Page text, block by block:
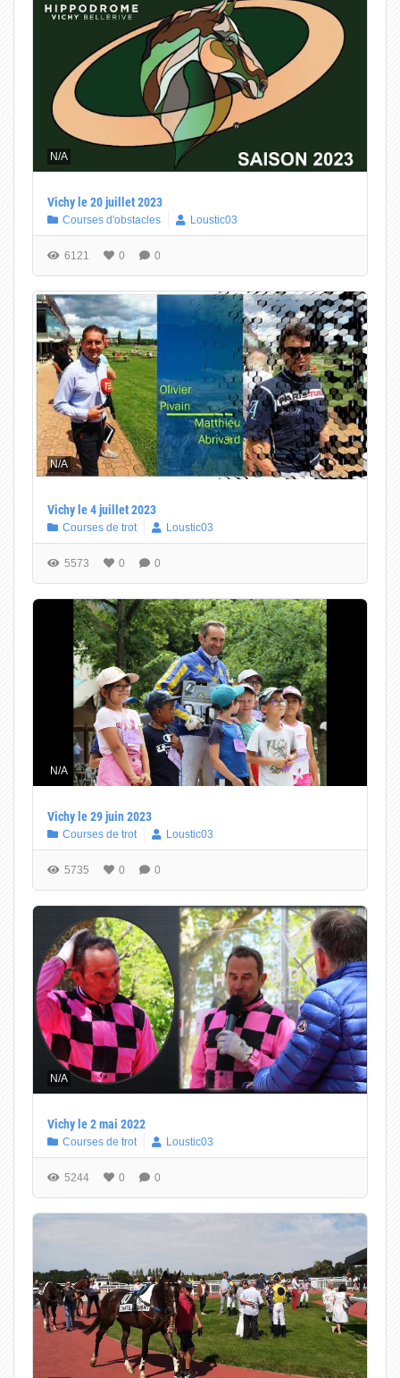
N/A
Vichy le 20 juillet 2023
Courses d'obstacles Loustic03
6121 0 0
N/A
Vichy le 4 juillet 2023
Courses de trot Loustic03
5573 0 0
N/A
Vichy le 29 juin 2023
Courses de trot Loustic03
5735 0 0
N/A
Vichy le 2 mai 2022
Courses de trot Loustic03
5244 0 0